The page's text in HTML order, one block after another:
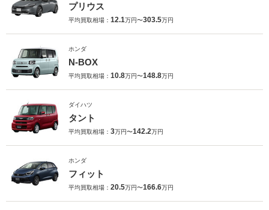
プリウス
平均買取相場： 12.1万円〜303.5万円
ホンダ
N-BOX
平均買取相場： 10.8万円〜148.8万円
ダイハツ
タント
平均買取相場： 3万円〜142.2万円
ホンダ
フィット
平均買取相場： 20.5万円〜166.6万円